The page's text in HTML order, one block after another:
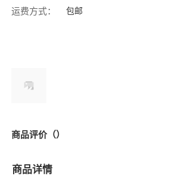
运费方式： 包邮
商品评价（）
商品详情